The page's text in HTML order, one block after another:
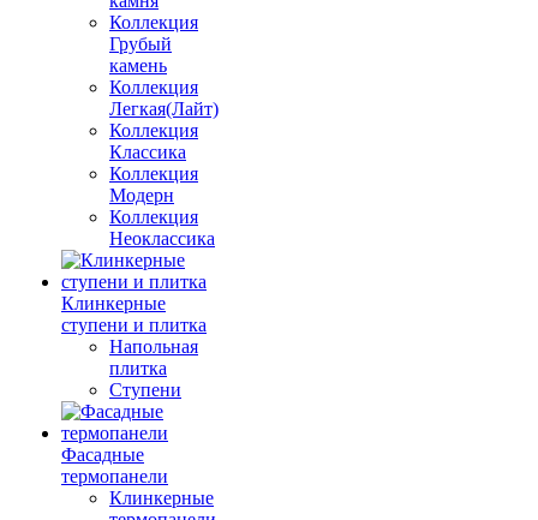
Коллекция
Грубый
камень
Коллекция
Легкая(Лайт)
Коллекция
Классика
Коллекция
Модерн
Коллекция
Неоклассика
Клинкерные
ступени и плитка
Напольная
плитка
Ступени
Фасадные
термопанели
Клинкерные